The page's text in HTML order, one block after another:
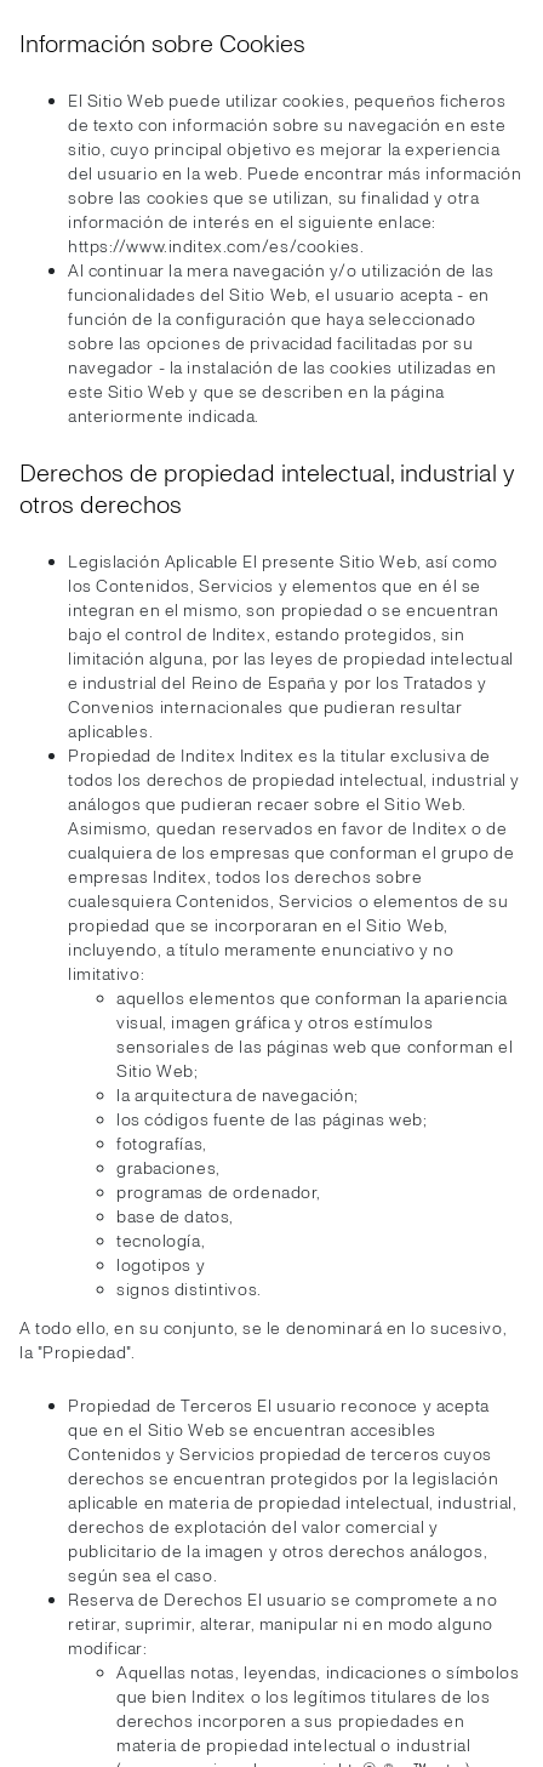
Información sobre Cookies
El Sitio Web puede utilizar cookies, pequeños ficheros
de texto con información sobre su navegación en este
sitio, cuyo principal objetivo es mejorar la experiencia
del usuario en la web. Puede encontrar más información
sobre las cookies que se utilizan, su finalidad y otra
información de interés en el siguiente enlace:
https://www.inditex.com/es/cookies.
Al continuar la mera navegación y/o utilización de las
funcionalidades del Sitio Web, el usuario acepta - en
función de la configuración que haya seleccionado
sobre las opciones de privacidad facilitadas por su
navegador - la instalación de las cookies utilizadas en
este Sitio Web y que se describen en la página
anteriormente indicada.
Derechos de propiedad intelectual, industrial y
otros derechos
Legislación Aplicable El presente Sitio Web, así como
los Contenidos, Servicios y elementos que en él se
integran en el mismo, son propiedad o se encuentran
bajo el control de Inditex, estando protegidos, sin
limitación alguna, por las leyes de propiedad intelectual
e industrial del Reino de España y por los Tratados y
Convenios internacionales que pudieran resultar
aplicables.
Propiedad de Inditex Inditex es la titular exclusiva de
todos los derechos de propiedad intelectual, industrial y
análogos que pudieran recaer sobre el Sitio Web.
Asimismo, quedan reservados en favor de Inditex o de
cualquiera de los empresas que conforman el grupo de
empresas Inditex, todos los derechos sobre
cualesquiera Contenidos, Servicios o elementos de su
propiedad que se incorporaran en el Sitio Web,
incluyendo, a título meramente enunciativo y no
limitativo:
aquellos elementos que conforman la apariencia
visual, imagen gráfica y otros estímulos
sensoriales de las páginas web que conforman el
Sitio Web;
la arquitectura de navegación;
los códigos fuente de las páginas web;
fotografías,
grabaciones,
programas de ordenador,
base de datos,
tecnología,
logotipos y
signos distintivos.
A todo ello, en su conjunto, se le denominará en lo sucesivo,
la "Propiedad".
Propiedad de Terceros El usuario reconoce y acepta
que en el Sitio Web se encuentran accesibles
Contenidos y Servicios propiedad de terceros cuyos
derechos se encuentran protegidos por la legislación
aplicable en materia de propiedad intelectual, industrial,
derechos de explotación del valor comercial y
publicitario de la imagen y otros derechos análogos,
según sea el caso.
Reserva de Derechos El usuario se compromete a no
retirar, suprimir, alterar, manipular ni en modo alguno
modificar:
Aquellas notas, leyendas, indicaciones o símbolos
que bien Inditex o los legítimos titulares de los
derechos incorporen a sus propiedades en
materia de propiedad intelectual o industrial